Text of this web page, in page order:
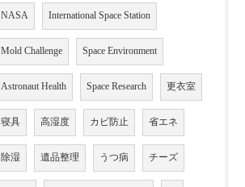
NASA International Space Station
Mold Challenge Space Environment
Astronaut Health Space Research 更衣室
寝具 高湿度 カビ防止 省エネ
除湿 遺品整理 うつ病 チーズ